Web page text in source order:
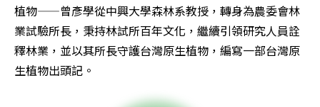
植物——曾彥學從中興大學森林系教授，轉身為農委會林
業試驗所長，秉持林試所百年文化，繼續引領研究人員詮
釋林業，並以其所長守護台灣原生植物，編寫一部台灣原
生植物出頭記。